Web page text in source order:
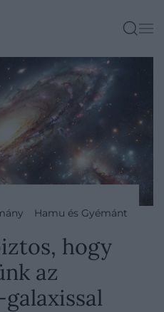
Hamu és Gyémánt
hogy
az